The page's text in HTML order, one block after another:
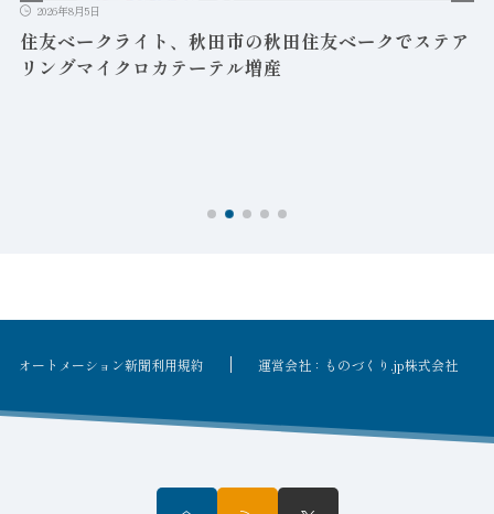
2026年8月5日
住友ベークライト、秋田市の秋田住友ベークでステア
リングマイクロカテーテル増産
オートメーション新聞利用規約 運営会社：ものづくり.jp株式会社